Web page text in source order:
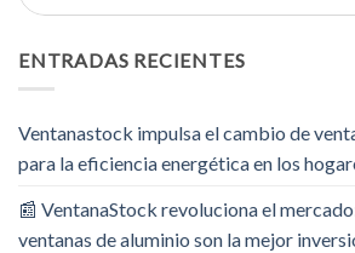
ENTRADAS RECIENTES
Ventanastock impulsa el cambio de
para la eficiencia energética en los
📰 VentanaStock revoluciona el
ventanas de aluminio son la mejor